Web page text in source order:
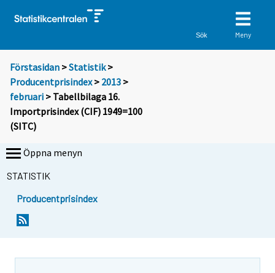
Sök Meny
Förstasidan >Statistik >
Producentprisindex> 2013 >
februari > Tabellbilaga 16.
Importprisindex (CIF) 1949=100
(SITC)
Öppna menyn
STATISTIK
Producentprisindex